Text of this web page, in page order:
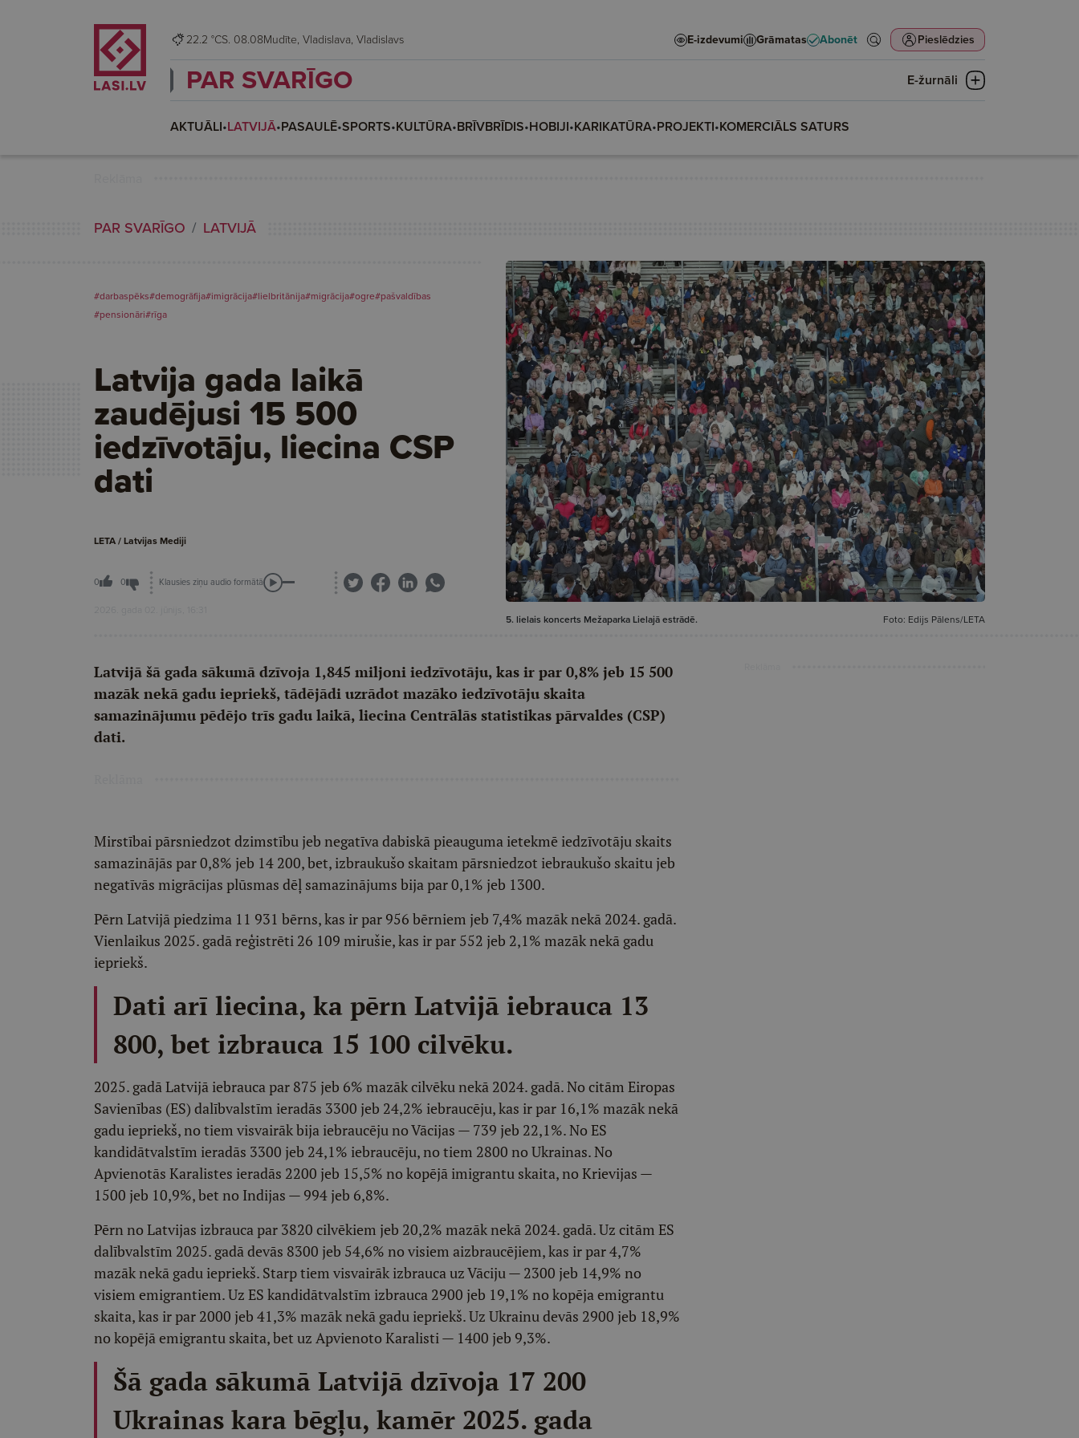
22.2 °CS. 08.08 Mudīte, Vladislava, Vladislavs E-izdevumi Grāmatas Abonēt Pieslēdzies
PAR SVARĪGO E-žurnāli
AKTUĀLI•LATVIJĀ•PASAULĒ•SPORTS•KULTŪRA•BRĪVBRĪDIS•HOBIJI•KARIKATŪRA•PROJEKTI•KOMERCIĀLS SATURS
PAR SVARĪGO LATVIJĀ
#darbaspēks#demogrāfija#imigrācija#lielbritānija#migrācija#ogre#pašvaldības
#pensionāri#rīga
Latvija gada laikā
zaudējusi 15 500
iedzīvotāju, liecina CSP
dati
LETA / Latvijas Mediji
0 0 Klausies ziņu audio formātā
2026. gada 02. jūnijs, 16:31
5. lielais koncerts Mežaparka Lielajā estrādē. Foto: Edijs Pālens/LETA
Latvijā šā gada sākumā dzīvoja 1,845 miljoni iedzīvotāju, kas ir par 0,8% jeb 15 500
mazāk nekā gadu iepriekš, tādējādi uzrādot mazāko iedzīvotāju skaita
samazinājumu pēdējo trīs gadu laikā, liecina Centrālās statistikas pārvaldes (CSP)
dati.
Mirstībai pārsniedzot dzimstību jeb negatīva dabiskā pieauguma ietekmē iedzīvotāju skaits
samazinājās par 0,8% jeb 14 200, bet, izbraukušo skaitam pārsniedzot iebraukušo skaitu jeb
negatīvās migrācijas plūsmas dēļ samazinājums bija par 0,1% jeb 1300.
Pērn Latvijā piedzima 11 931 bērns, kas ir par 956 bērniem jeb 7,4% mazāk nekā 2024. gadā.
Vienlaikus 2025. gadā reģistrēti 26 109 mirušie, kas ir par 552 jeb 2,1% mazāk nekā gadu
iepriekš.
Dati arī liecina, ka pērn Latvijā iebrauca 13
800, bet izbrauca 15 100 cilvēku.
2025. gadā Latvijā iebrauca par 875 jeb 6% mazāk cilvēku nekā 2024. gadā. No citām Eiropas
Savienības (ES) dalībvalstīm ieradās 3300 jeb 24,2% iebraucēju, kas ir par 16,1% mazāk nekā
gadu iepriekš, no tiem visvairāk bija iebraucēju no Vācijas — 739 jeb 22,1%. No ES
kandidātvalstīm ieradās 3300 jeb 24,1% iebraucēju, no tiem 2800 no Ukrainas. No
Apvienotās Karalistes ieradās 2200 jeb 15,5% no kopējā imigrantu skaita, no Krievijas —
1500 jeb 10,9%, bet no Indijas — 994 jeb 6,8%.
Pērn no Latvijas izbrauca par 3820 cilvēkiem jeb 20,2% mazāk nekā 2024. gadā. Uz citām ES
dalībvalstīm 2025. gadā devās 8300 jeb 54,6% no visiem aizbraucējiem, kas ir par 4,7%
mazāk nekā gadu iepriekš. Starp tiem visvairāk izbrauca uz Vāciju — 2300 jeb 14,9% no
visiem emigrantiem. Uz ES kandidātvalstīm izbrauca 2900 jeb 19,1% no kopēja emigrantu
skaita, kas ir par 2000 jeb 41,3% mazāk nekā gadu iepriekš. Uz Ukrainu devās 2900 jeb 18,9%
no kopējā emigrantu skaita, bet uz Apvienoto Karalisti — 1400 jeb 9,3%.
Šā gada sākumā Latvijā dzīvoja 17 200
Ukrainas kara bēgļu, kamēr 2025. gada